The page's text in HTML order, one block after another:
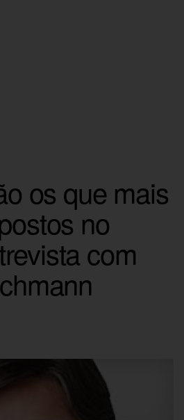
os que mais
no
com